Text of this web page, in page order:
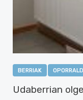
BERRIAK
Udaberrian